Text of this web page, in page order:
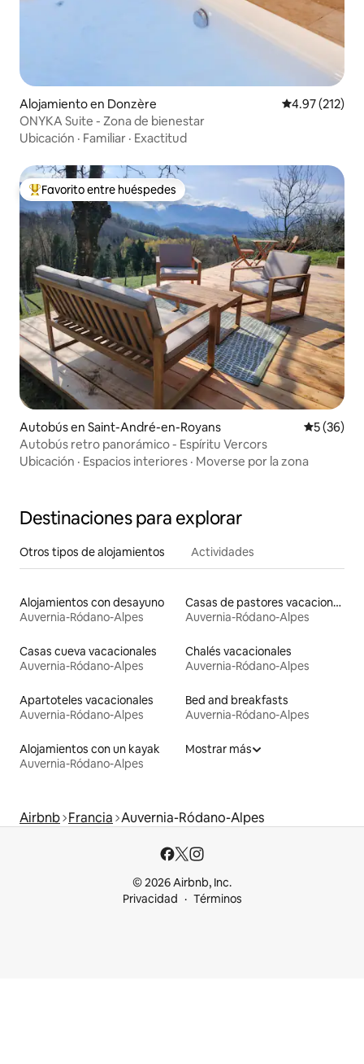
Alojamiento en Donzère Calificación
4.97 (212)
ONYKA Suite - Zona de bienestar
Ubicación · Familiar · Exactitud
Favorito entre huéspedes preferido
Favorito entre huéspedes
Autobús en Saint-André-en-Royans
5 (36)
Autobús retro panorámico - Espíritu Vercors
Ubicación · Espacios interiores · Moverse por la zona
Destinaciones para explorar
Otros tipos de alojamientos Actividades
Alojamientos con desayuno
Auvernia-Ródano-Alpes
Casas de pastores vacacionales
Auvernia-Ródano-Alpes
Casas cueva vacacionales
Auvernia-Ródano-Alpes
Chalés vacacionales
Auvernia-Ródano-Alpes
Apartoteles vacacionales
Auvernia-Ródano-Alpes
Bed and breakfasts
Auvernia-Ródano-Alpes
Alojamientos con un kayak
Auvernia-Ródano-Alpes
Mostrar más
Airbnb Francia Auvernia-Ródano-Alpes
© 2026 Airbnb, Inc.
Privacidad
Términos